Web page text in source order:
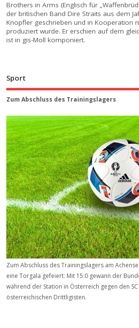
Brothers in Arms (Englisch für
der britischen Band Dire Straits aus dem
Knopfler geschrieben und in Kooperation
produziert wurde. Er erschien auf dem
ist in gis-Moll komponiert.
Sport
Zum Abschluss des Trainingslagers
Zum Abschluss des Trainingslagers am
eine Torgala gefeiert: Mit 15:0 gewann der
während der Station in Österreich gegen den SC
österreichischen Drittligisten.